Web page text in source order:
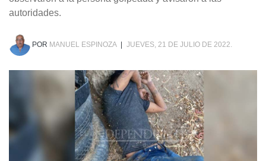
autoridades.
POR MANUEL ESPINOZA JUEVES, 21 DE JULIO DE 2022.